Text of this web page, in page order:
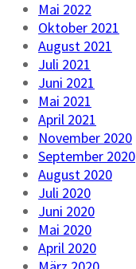
Mai 2022
Oktober 2021
August 2021
Juli 2021
Juni 2021
Mai 2021
April 2021
November 2020
September 2020
August 2020
Juli 2020
Juni 2020
Mai 2020
April 2020